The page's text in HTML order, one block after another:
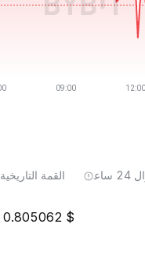
حجم التداول طوال 24 ساع
القمة التاريخية
0.805062